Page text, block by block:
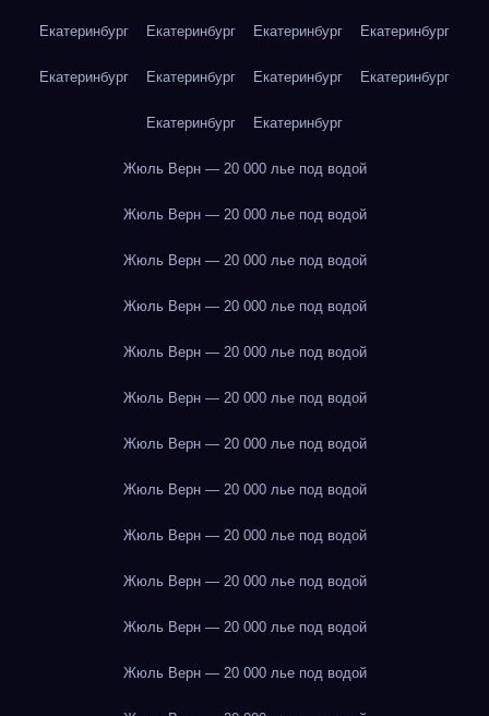
Екатеринбург Екатеринбург Екатеринбург Екатеринбург
Екатеринбург Екатеринбург Екатеринбург Екатеринбург
Екатеринбург Екатеринбург
Жюль Верн — 20 000 лье под водой
Жюль Верн — 20 000 лье под водой
Жюль Верн — 20 000 лье под водой
Жюль Верн — 20 000 лье под водой
Жюль Верн — 20 000 лье под водой
Жюль Верн — 20 000 лье под водой
Жюль Верн — 20 000 лье под водой
Жюль Верн — 20 000 лье под водой
Жюль Верн — 20 000 лье под водой
Жюль Верн — 20 000 лье под водой
Жюль Верн — 20 000 лье под водой
Жюль Верн — 20 000 лье под водой